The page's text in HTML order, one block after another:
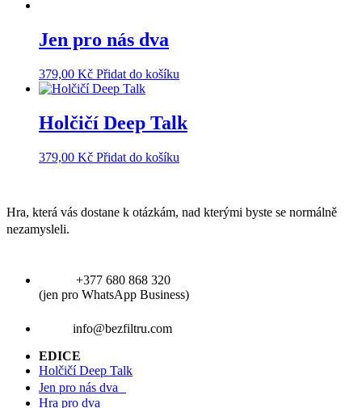
Jen pro nás dva
379,00 Kč Přidat do košíku
Holčičí Deep Talk
379,00 Kč Přidat do košíku
Hra, která vás dostane k otázkám, nad kterými byste se normálně
nezamysleli.
+377 680 868 320
(jen pro WhatsApp Business)
info@bezfiltru.com
EDICE
Holčičí Deep Talk
Jen pro nás dva
Hra pro dva